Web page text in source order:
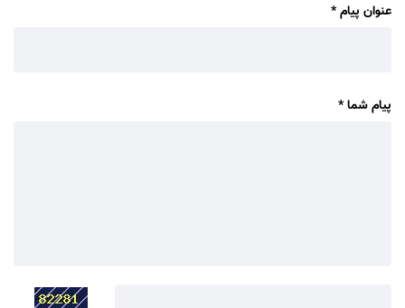
عنوان پیام*
پیام شما*